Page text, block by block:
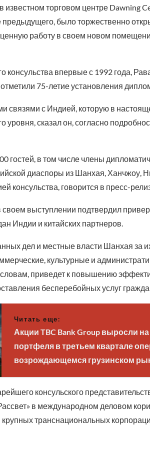
торговом центре Dawning
предыдущего, было торжественно
работу в своем новом
впервые с 1992 года,
75-летие установления
связями с Индией, которую в
уровня, сказал он, согласно
гостей, в том числе члены
диаспоры из Шанхая, Ханчжоу,
консульства, говорится в пресс-
выступлении подтвердил
Индии и китайских партнеров.
дел и местные власти Шанхая за
культурные и
приведет к повышению
бесперебойных услуг
Читать еще:
Акции TBC Bank Group выросли на
портфеля в третьем квартале
возрождающемся грузинском
консульского
в международном деловом
транснациональных